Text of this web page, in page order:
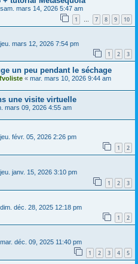
sam. mars 14, 2026 5:47 am
1 … 7 8 9 10
jeu. mars 12, 2026 7:54 pm
1 2 3
un peu pendant le séchage
« mar. mars 10, 2026 9:44 am
une visite virtuelle
mars 09, 2026 4:55 am
jeu. févr. 05, 2026 2:26 pm
1 2
jeu. janv. 15, 2026 3:10 pm
1 2 3
dim. déc. 28, 2025 12:18 pm
1 2
mar. déc. 09, 2025 11:40 pm
1 2 3 4 5